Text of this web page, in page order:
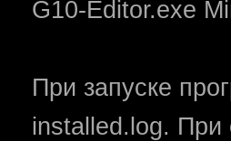
G10-Editor.exe
При запуске
installed.log. При